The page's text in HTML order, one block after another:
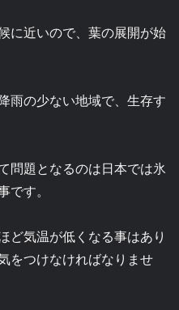
に近いので、葉の展開が始
雨の少ない地域で、生存す
問題となるのは日本では氷
す。
ど気温が低くなる事はあり
をつけなければなりませ